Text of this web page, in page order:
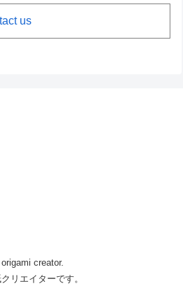
us
creator.
リエイターです。